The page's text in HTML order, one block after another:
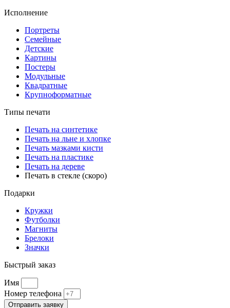
Исполнение
Портреты
Семейные
Детские
Картины
Постеры
Модульные
Квадратные
Крупноформатные
Типы печати
Печать на синтетике
Печать на льне и хлопке
Печать мазками кисти
Печать на пластике
Печать на дереве
Печать в стекле (скоро)
Подарки
Кружки
Футболки
Магниты
Брелоки
Значки
Быстрый заказ
Имя
Номер телефона
Отправить заявку